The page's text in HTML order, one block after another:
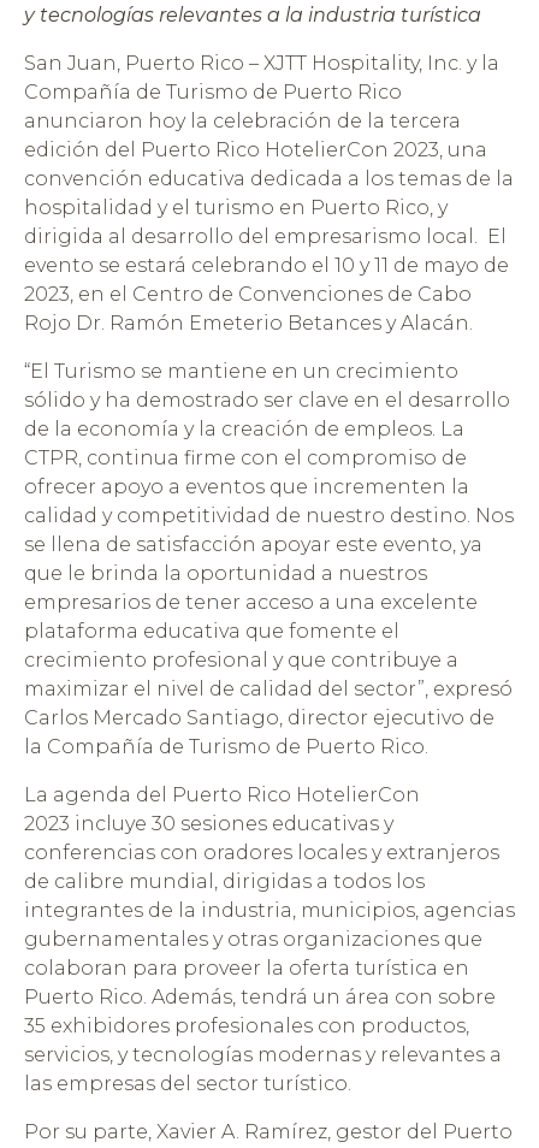
y tecnologías relevantes a la industria turística
San Juan, Puerto Rico – XJTT Hospitality, Inc. y la
Compañía de Turismo de Puerto Rico
anunciaron hoy la celebración de la tercera
edición del Puerto Rico HotelierCon 2023, una
convención educativa dedicada a los temas de la
hospitalidad y el turismo en Puerto Rico, y
dirigida al desarrollo del empresarismo local. El
evento se estará celebrando el 10 y 11 de mayo de
2023, en el Centro de Convenciones de Cabo
Rojo Dr. Ramón Emeterio Betances y Alacán.
“El Turismo se mantiene en un crecimiento
sólido y ha demostrado ser clave en el desarrollo
de la economía y la creación de empleos. La
CTPR, continua firme con el compromiso de
ofrecer apoyo a eventos que incrementen la
calidad y competitividad de nuestro destino. Nos
se llena de satisfacción apoyar este evento, ya
que le brinda la oportunidad a nuestros
empresarios de tener acceso a una excelente
plataforma educativa que fomente el
crecimiento profesional y que contribuye a
maximizar el nivel de calidad del sector”, expresó
Carlos Mercado Santiago, director ejecutivo de
la Compañía de Turismo de Puerto Rico.
La agenda del Puerto Rico HotelierCon
2023 incluye 30 sesiones educativas y
conferencias con oradores locales y extranjeros
de calibre mundial, dirigidas a todos los
integrantes de la industria, municipios, agencias
gubernamentales y otras organizaciones que
colaboran para proveer la oferta turística en
Puerto Rico. Además, tendrá un área con sobre
35 exhibidores profesionales con productos,
servicios, y tecnologías modernas y relevantes a
las empresas del sector turístico.
Por su parte, Xavier A. Ramírez, gestor del Puerto